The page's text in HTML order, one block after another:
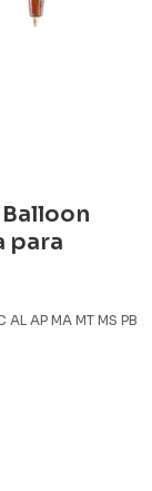
para
AL AP MA MT MS PB